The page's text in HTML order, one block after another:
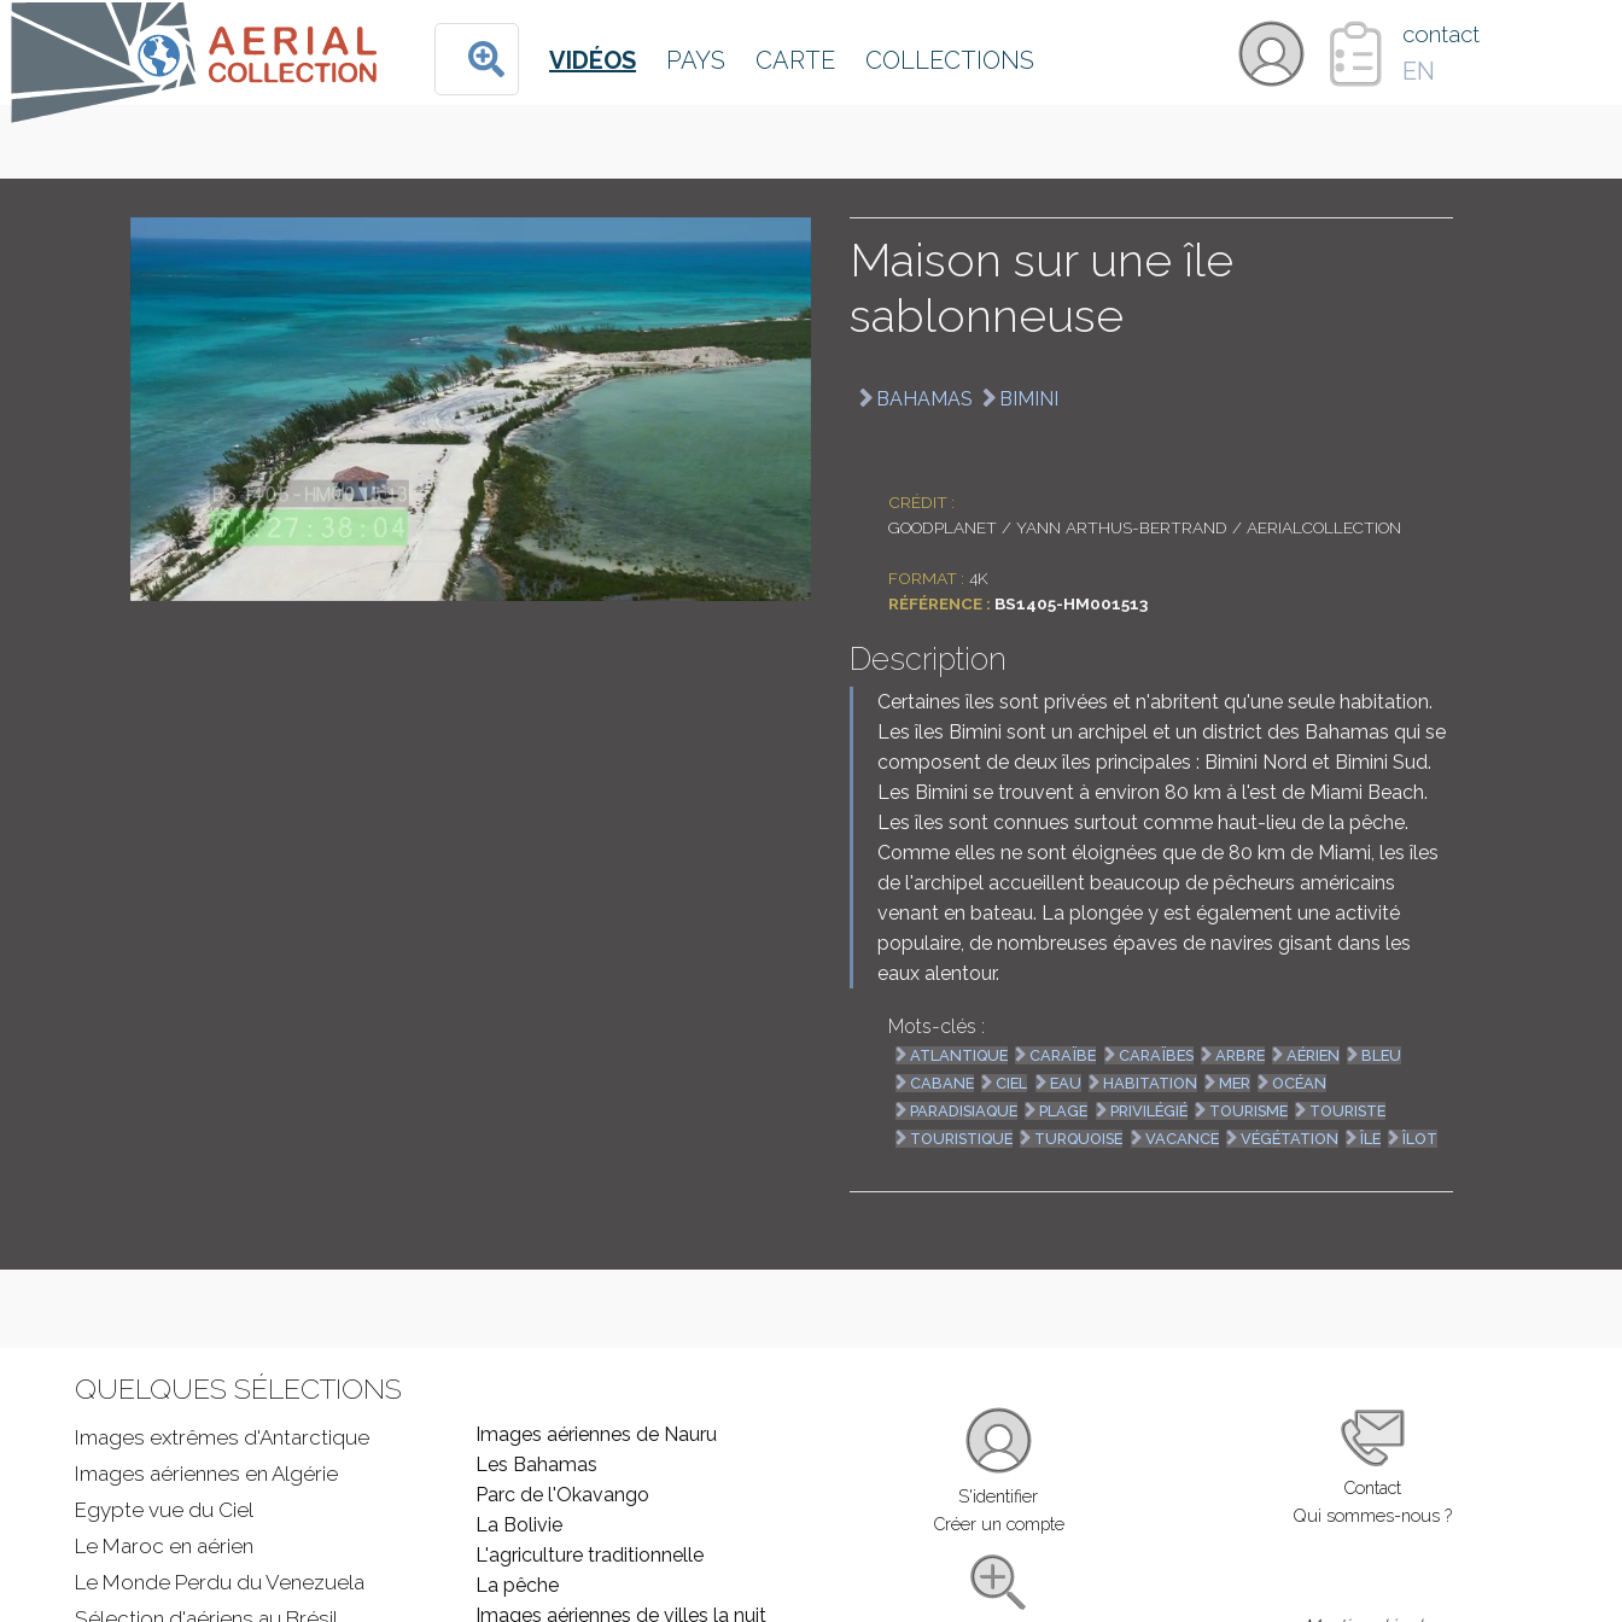
VIDÉOS PAYS CARTE COLLECTIONS
contact
EN
Maison sur une île
sablonneuse
BAHAMAS BIMINI
CRÉDIT :
GOODPLANET / YANN ARTHUS-BERTRAND / AERIALCOLLECTION
FORMAT : 4K
RÉFÉRENCE : BS1405-HM001513
Description
Certaines îles sont privées et n'abritent qu'une seule habitation.
Les îles Bimini sont un archipel et un district des Bahamas qui se
composent de deux îles principales : Bimini Nord et Bimini Sud.
Les Bimini se trouvent à environ 80 km à l'est de Miami Beach.
Les îles sont connues surtout comme haut-lieu de la pêche.
Comme elles ne sont éloignées que de 80 km de Miami, les îles
de l'archipel accueillent beaucoup de pêcheurs américains
venant en bateau. La plongée y est également une activité
populaire, de nombreuses épaves de navires gisant dans les
eaux alentour.
Mots-clés :
ATLANTIQUE CARAÏBE CARAÏBES ARBRE AÉRIEN
BLEU
CABANE
CIEL EAU HABITATION MER
OCÉAN
PARADISIAQUE
PLAGE PRIVILÉGIÉ TOURISME
TOURISTE
TOURISTIQUE
TURQUOISE VACANCE VÉGÉTATION ÎLE ÎLOT
QUELQUES SÉLECTIONS
Images extrêmes d'Antarctique
Images aériennes en Algérie
Egypte vue du Ciel
Le Maroc en aérien
Le Monde Perdu du Venezuela
Images aériennes de Nauru
Les Bahamas
Parc de l'Okavango
La Bolivie
L'agriculture traditionnelle
La pêche
Images aériennes de villes la nuit
S'identifier
Créer un compte
Contact
Qui sommes-nous ?